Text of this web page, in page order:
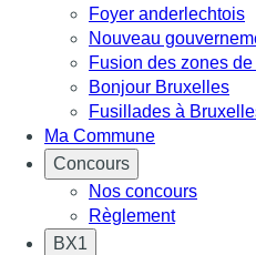
Foyer anderlechtois
Nouveau
Fusion des zones
Bonjour Bruxelles
Fusillades à
Ma Commune
Concours
Nos concours
Règlement
BX1